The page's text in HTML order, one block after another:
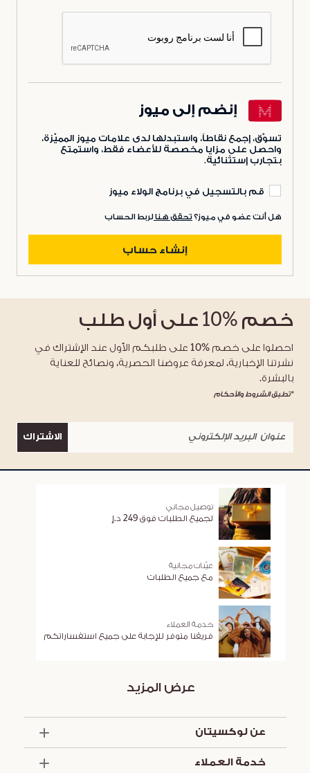
إنضم إلى ميوز
تسوّق، إجمع نقاطاً، واستبدلها لدى علامات ميوز المميّزة،
واحصل على مزايا مخصصة للأعضاء فقط، واستمتع
بتجارب إستثنائية.
قم بالتسجيل في برنامج الولاء ميوز
هل أنت عضو في ميوز؟ تحقق هنا لربط الحساب
إنشاء حساب
خصم %10 على أول طلب
احصلوا على خصم %10 على طلبكم الأول عند الإشتراك في
نشرتنا الإخبارية، لمعرفة عروضنا الحصرية، ونصائح للعناية
بالبشرة.
*تطبق الشروط والأحكام
الاشتراك
توصيل مجاني
لجميع الطلبات فوق 249 د.إ
عيّنات مجانية
مع جميع الطلبات
خدمة العملاء
فريقنا متوفر للإجابة على جميع استفساراتكم
عرض المزيد
عن لوكسيتان
خدمة العملاء